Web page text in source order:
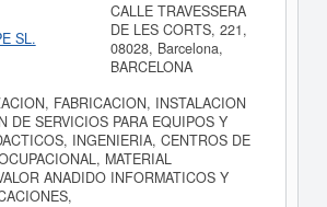
SL.
CALLE TRAVESSERA
DE LES CORTS, 221,
08028, Barcelona,
BARCELONA
FABRICACION, INSTALACION
DE SERVICIOS PARA EQUIPOS Y
INGENIERIA, CENTROS DE
MATERIAL
ANADIDO INFORMATICOS Y